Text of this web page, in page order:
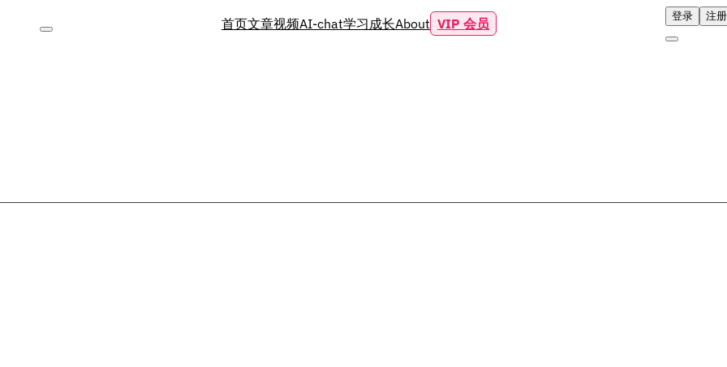
首页文章视频AI-chat学习成长About VIP 会员 登录 注册